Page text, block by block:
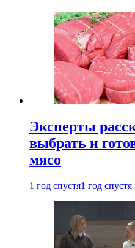
Эксперты
выбрать и
мясо
1 год спустя1 год спустя